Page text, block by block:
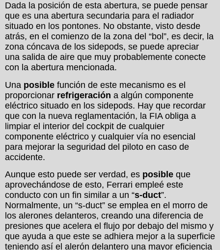
Dada la posición de esta abertura, se puede pensar
que es una abertura secundaria para el radiador
situado en los pontones. No obstante, visto desde
atrás, en el comienzo de la zona del “bol”, es decir, la
zona cóncava de los sidepods, se puede apreciar
una salida de aire que muy probablemente conecte
con la abertura mencionada.
Una posible función de este mecanismo es el
proporcionar refrigeración a algún componente
eléctrico situado en los sidepods. Hay que recordar
que con la nueva reglamentación, la FIA obliga a
limpiar el interior del cockpit de cualquier
componente eléctrico y cualquier vía no esencial
para mejorar la seguridad del piloto en caso de
accidente.
Aunque esto puede ser verdad, es posible que
aprovechándose de esto, Ferrari empleé este
conducto con un fin similar a un “s-duct”.
Normalmente, un “s-duct” se emplea en el morro de
los alerones delanteros, creando una diferencia de
presiones que acelera el flujo por debajo del mismo y
que ayuda a que este se adhiera mejor a la superficie
teniendo así el alerón delantero una mayor eficiencia